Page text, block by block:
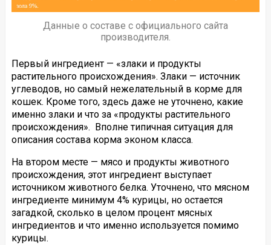
Данные о составе с официального сайта
производителя.
Первый ингредиент — «злаки и продукты
растительного происхождения». Злаки — источник
углеводов, но самый нежелательный в корме для
кошек. Кроме того, здесь даже не уточнено, какие
именно злаки и что за «продукты растительного
происхождения». Вполне типичная ситуация для
описания состава корма эконом класса.
На втором месте — мясо и продукты животного
происхождения, этот ингредиент выступает
источником животного белка. Уточнено, что мясном
ингредиенте минимум 4% курицы, но остается
загадкой, сколько в целом процент мясных
ингредиентов и что именно используется помимо
курицы.